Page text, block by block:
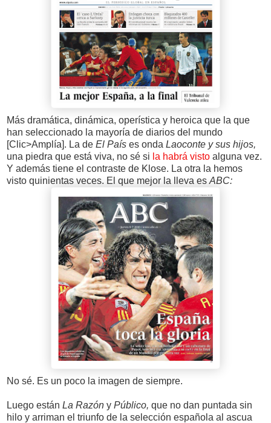
Más dramática, dinámica, operística y heroica que la que
han seleccionado la mayoría de diarios del mundo
[Clic>Amplía]. La de El País es onda Laoconte y sus hijos,
una piedra que está viva, no sé si la habrá visto alguna vez.
Y además tiene el contraste de Klose. La otra la hemos
visto quinientas veces. El que mejor la lleva es ABC:
No sé. Es un poco la imagen de siempre.
Luego están La Razón y Público, que no dan puntada sin
hilo y arriman el triunfo de la selección española al ascua